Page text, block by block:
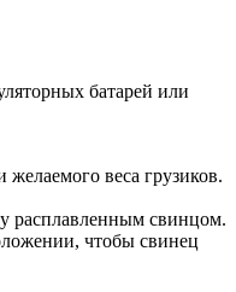
батарей или
веса грузиков.
расплавленным свинцом.
чтобы свинец